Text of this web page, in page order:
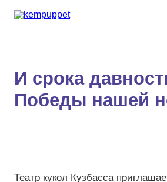
Обычная версия сайта
Цвет: Ц Ц Ц Ц
Включить видео
И срока
Победы нашей
Театр кукол Кузбасса